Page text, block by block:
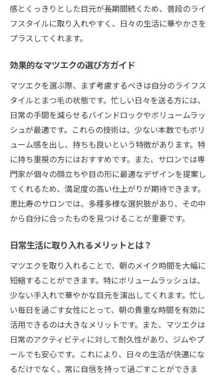
感とくっきりとした目元が長期間続くため、普段のライ
フスタイルに取り入れやすく、日々の生活に華やかさを
プラスしてくれます。
効果的なマツエクの選び方ガイド
マツエクを選ぶ際、まず考慮するべきは自分のライフス
タイルとまつ毛の状態です。忙しい日々を送る方には、
日常の手間を減らせるバインドロックやボリュームラッ
シュが最適です。これらの技術は、少ない本数でもボリ
ューム感を出し、持ちも良いという特徴があります。特
に持ち重視の方にはおすすめです。また、サロンでは専
門家が個々の顔立ちや目の形に最適なデザインを提案し
てくれるため、満足度の高い仕上がりが期待できます。
恵比寿のサロンでは、多種多様な選択肢があり、その中
から自分に合ったものを見つけることが重要です。
日常生活に取り入れるメリットとは？
マツエクを取り入れることで、朝のメイク時間を大幅に
短縮することができます。特にボリュームラッシュは、
少ない手入れで華やかな目元を演出してくれます。忙し
い毎日を過ごす女性にとって、朝の貴重な時間を有効に
活用できるのは大きなメリットです。また、マツエクは
日常のアクティビティに対して耐久性があり、ジムやプ
ールでも安心です。これにより、日々の生活が快適にな
るだけでなく、常に自信を持って過ごすことができま